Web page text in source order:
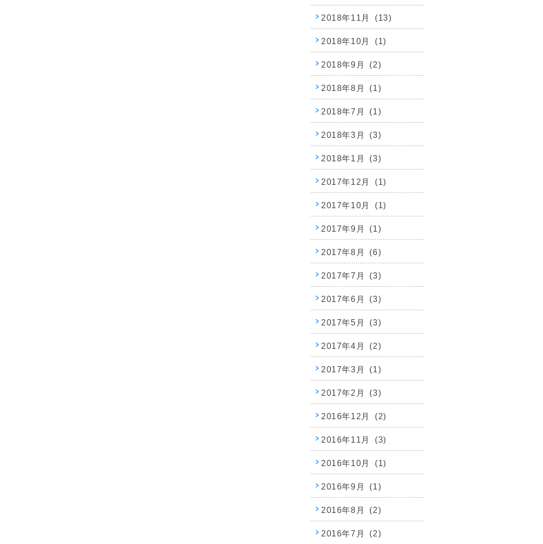
2018年11月 (13)
2018年10月 (1)
2018年9月 (2)
2018年8月 (1)
2018年7月 (1)
2018年3月 (3)
2018年1月 (3)
2017年12月 (1)
2017年10月 (1)
2017年9月 (1)
2017年8月 (6)
2017年7月 (3)
2017年6月 (3)
2017年5月 (3)
2017年4月 (2)
2017年3月 (1)
2017年2月 (3)
2016年12月 (2)
2016年11月 (3)
2016年10月 (1)
2016年9月 (1)
2016年8月 (2)
2016年7月 (2)